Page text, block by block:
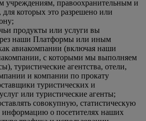
учреждениям, правоохранительным и
которых это разрешено или
продукты или услуги вы
наши Платформы или иным
авиакомпании (включая наши
с которыми мы выполняем
туристические агентства, отели,
и компании по прокату
туристических и
или туристические агенты;
совокупную, статистическую
о посетителях наших